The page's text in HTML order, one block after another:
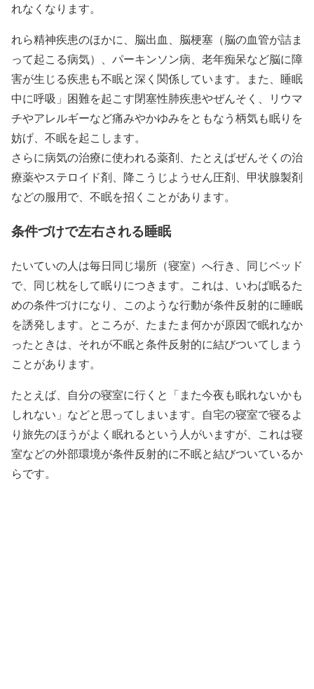
れなくなります。
れら精神疾患のほかに、脳出血、脳梗塞（脳の血管が詰ま
って起こる病気）、パーキンソン病、老年痴呆など脳に障
害が生じる疾患も不眠と深く関係しています。また、睡眠
中に呼吸」困難を起こす閉塞性肺疾患やぜんそく、リウマ
チやアレルギーなど痛みやかゆみをともなう柄気も眠りを
妨げ、不眠を起こします。
さらに病気の治療に使われる薬剤、たとえばぜんそくの治
療薬やステロイド剤、降こうじようせん圧剤、甲状腺製剤
などの服用で、不眠を招くことがあります。
条件づけで左右される睡眠
たいていの人は毎日同じ場所（寝室）へ行き、同じベッド
で、同じ枕をして眠りにつきます。これは、いわば眠るた
めの条件づけになり、このような行動が条件反射的に睡眠
を誘発します。ところが、たまたま何かが原因で眠れなか
ったときは、それが不眠と条件反射的に結びついてしまう
ことがあります。
たとえば、自分の寝室に行くと「また今夜も眠れないかも
しれない」などと思ってしまいます。自宅の寝室で寝るよ
り旅先のほうがよく眠れるという人がいますが、これは寝
室などの外部環境が条件反射的に不眠と結びついているか
らです。